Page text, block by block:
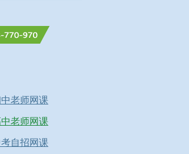
老师网课
老师网课
考自招网课